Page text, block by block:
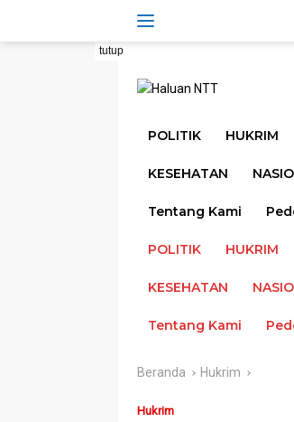
tutup
POLITIK HUKRIM
KESEHATAN
Tentang Kami
POLITIK HUKRIM
KESEHATAN
Tentang Kami
Beranda Hukrim
Hukrim